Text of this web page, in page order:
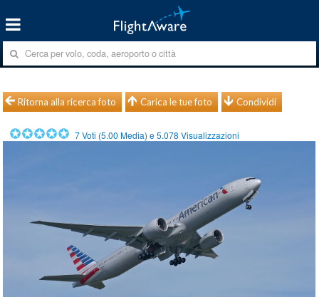
Ritorna alla ricerca foto Carica le tue foto Condividi
7Voti (5.00 Media) e5.078 Visualizzazioni